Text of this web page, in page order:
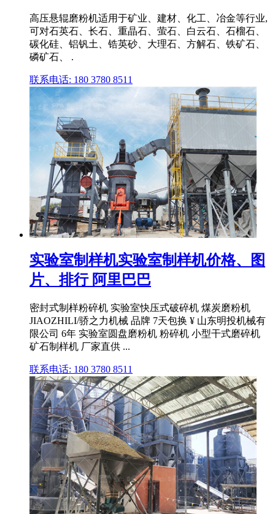
高压悬辊磨粉机适用于矿业、建材、化工、冶金等行业,
可对石英石、长石、重晶石、萤石、白云石、石榴石、
碳化硅、铝钒土、锆英砂、大理石、方解石、铁矿石、
磷矿石、 .
联系电话: 180 3780 8511
实验室制样机实验室制样机价格、图
片、排行 阿里巴巴
密封式制样粉碎机 实验室快压式破碎机 煤炭磨粉机
JIAOZHILI/骄之力机械 品牌 7天包换 ¥ 山东明投机械有
限公司 6年 实验室圆盘磨粉机 粉碎机 小型干式磨碎机
矿石制样机 厂家直供 ...
联系电话: 180 3780 8511